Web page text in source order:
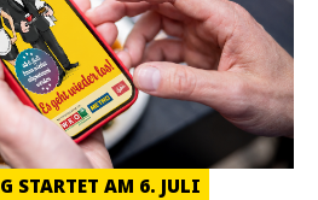
STARTET AM 6. JULI